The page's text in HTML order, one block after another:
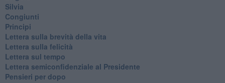
Silvia
Congiunti
Principi
​Lettera sulla brevità della vita
​Lettera sulla felicità
​Lettera sul tempo
Lettera semiconfidenziale al Presidente
Pensieri per dopo